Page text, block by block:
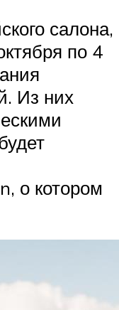
салона,
по 4
Из них
о котором